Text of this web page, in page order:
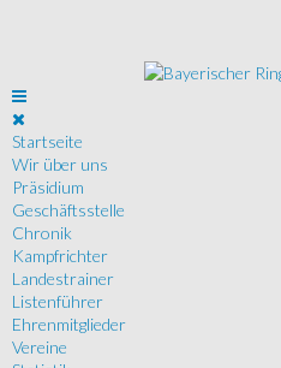
Startseite
Wir über uns
Präsidium
Geschäftsstelle
Chronik
Kampfrichter
Landestrainer
Listenführer
Ehrenmitglieder
Vereine